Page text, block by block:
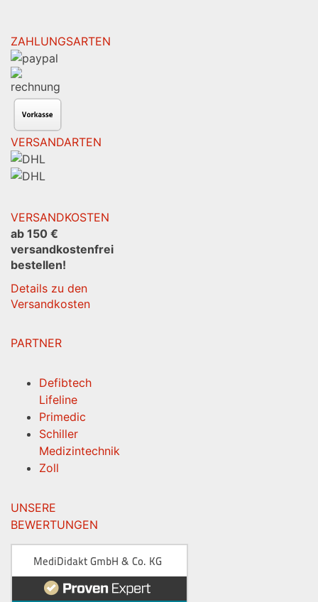
ZAHLUNGSARTEN
VERSANDARTEN
VERSANDKOSTEN
ab 150 €
versandkostenfrei
bestellen!
Details zu den
Versandkosten
PARTNER
Defibtech
Lifeline
Primedic
Schiller
Medizintechnik
Zoll
UNSERE
BEWERTUNGEN